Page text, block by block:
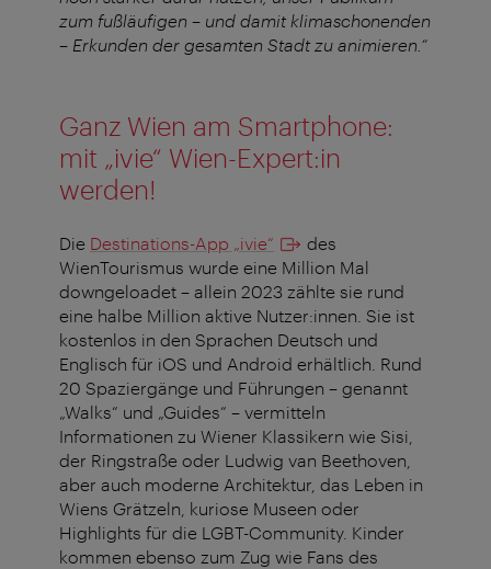
zum fußläufigen – und damit klimaschonenden
– Erkunden der gesamten Stadt zu animieren.“
Ganz Wien am Smartphone:
mit „ivie“ Wien-Expert:in
werden!
Die Destinations-App „ivie“
des
WienTourismus wurde eine Million Mal
downgeloadet – allein 2023 zählte sie rund
eine halbe Million aktive Nutzer:innen. Sie ist
kostenlos in den Sprachen Deutsch und
Englisch für iOS und Android erhältlich. Rund
20 Spaziergänge und Führungen – genannt
„Walks“ und „Guides“ – vermitteln
Informationen zu Wiener Klassikern wie Sisi,
der Ringstraße oder Ludwig van Beethoven,
aber auch moderne Architektur, das Leben in
Wiens Grätzeln, kuriose Museen oder
Highlights für die LGBT-Community. Kinder
kommen ebenso zum Zug wie Fans des